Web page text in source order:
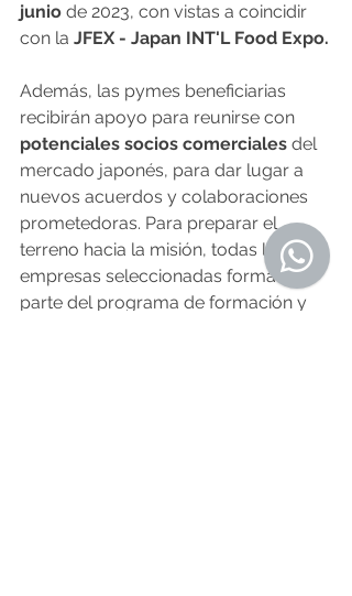
junio de 2023, con vistas a coincidir
con la JFEX - Japan INT'L Food Expo.
Además, las pymes beneficiarias
recibirán apoyo para reunirse con
potenciales socios comerciales del
mercado japonés, para dar lugar a
nuevos acuerdos y colaboraciones
prometedoras. Para preparar el
terreno hacia la misión, todas las
empresas seleccionadas formarán
parte del programa de formación y